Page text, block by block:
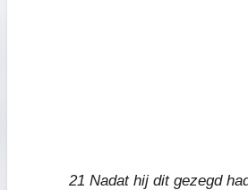
21 Nadat hij dit gezegd